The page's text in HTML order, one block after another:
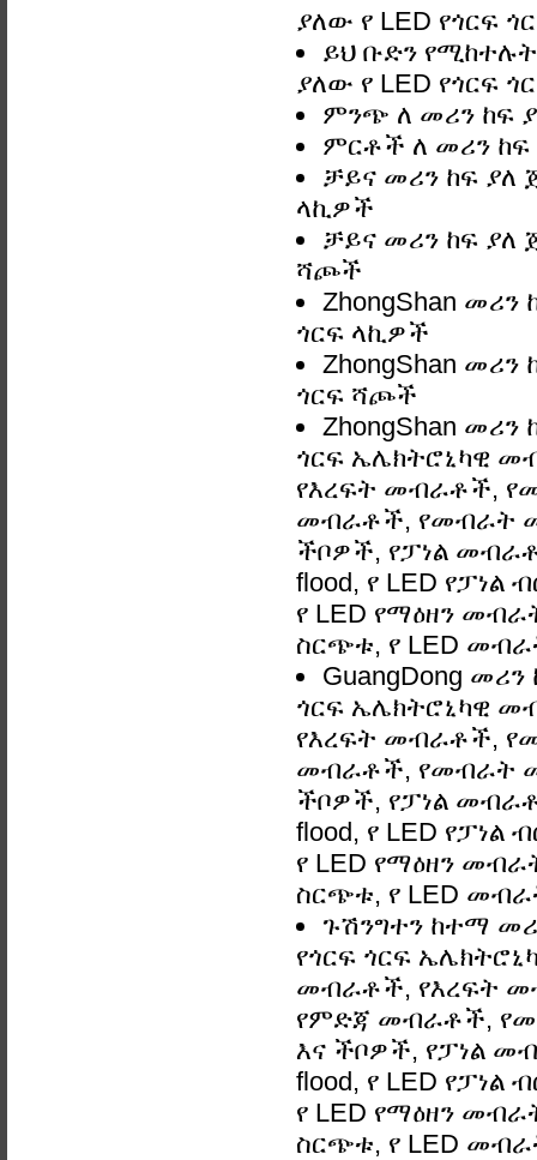
ያለው የ LED የጎርፍ
ይህ ቡድን
ያለው የ LED የጎርፍ
ምንጭ ለ መሪን ከፍ
ምርቶች ለ መሪን ከፍ
ቻይና መሪን ከፍ ያለ
ላኪዎች
ቻይና መሪን ከፍ ያለ
ሻጮች
ZhongShan መሪን
ጎርፍ ላኪዎች
ZhongShan መሪን
ጎርፍ ሻጮች
ZhongShan መሪን
ጎርፍ ኤሌክትሮኒካዊ
የእረፍት መብራቶች,
መብራቶች, የመብራት
ችቦዎች, የፓነል
flood, የ LED የፓነል
የ LED የማዕዘን
ስርጭቱ, የ LED
GuangDong መሪን
ጎርፍ ኤሌክትሮኒካዊ
የእረፍት መብራቶች,
መብራቶች, የመብራት
ችቦዎች, የፓነል
flood, የ LED የፓነል
የ LED የማዕዘን
ስርጭቱ, የ LED
ጉሽንግተን ከተማ
የጎርፍ ጎርፍ
መብራቶች, የእረፍት
የምድጃ መብራቶች,
እና ችቦዎች, የፓነል
flood, የ LED የፓነል
የ LED የማዕዘን
ስርጭቱ, የ LED